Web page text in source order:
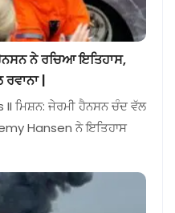
ਨੇ ਰਚਿਆ ਇਤਿਹਾਸ,
|
ਮਿਸ਼ਨ: ਜੇਰਮੀ ਹੈਨਸਨ ਚੰਦ ਵੱਲ
Hansen ਨੇ ਇਤਿਹਾਸ